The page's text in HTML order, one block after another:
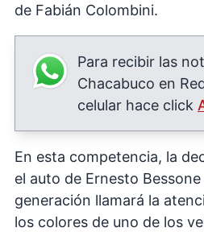
de Fabián Colombini.
Para recibir las
Chacabuco en
celular hace click
En esta competencia, la
el auto de Ernesto
generación llamará la
los colores de uno de los